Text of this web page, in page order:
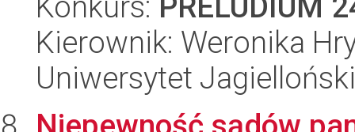
Kierownik: Weronika
Uniwersytet Jagielloński